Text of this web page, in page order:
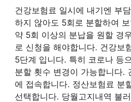
건강보험료 일시에 내기엔 부
하지 않아도 5회로 분할하여
약 5회 이상의 분납을 원할 경
로 신청을 해야합니다. 건강보
5단계 입니다. 특히 코로나 등
분할 횟수 변경이 가능합니다.
에 접속합니다. 정산보험료 분
선택합니다. 당월고지내역 불